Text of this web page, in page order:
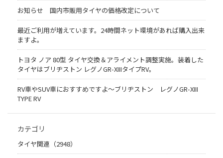
お知らせ 国内市販用タイヤの価格改定について
最近ご利用が増えています。24時間ネット環境があれば購入出来
ますよ。
トヨタ ノア 80型 タイヤ交換＆アライメント調整実施。装着した
タイヤはブリヂストン レグノGR-XIIIタイプRV。
RV車やSUV車におすすめですよ〜ブリヂストン レグノGR-XIII
TYPE RV
カテゴリ
タイヤ関連（2948）